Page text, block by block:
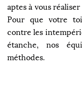
aptes à vous
Pour que votre
contre les
étanche, nos
méthodes.